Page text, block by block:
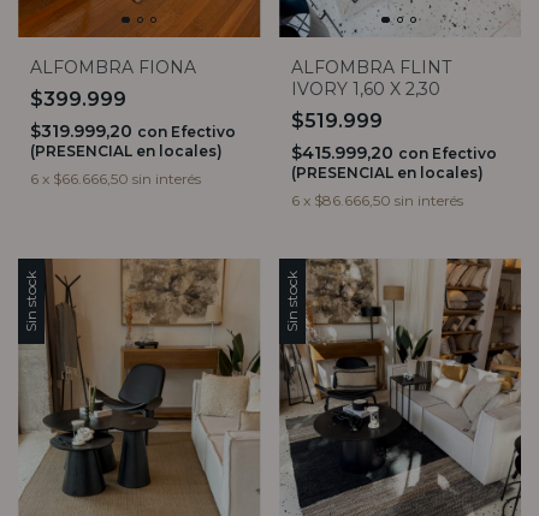
ALFOMBRA FIONA
$399.999
$319.999,20 con Efectivo
(PRESENCIAL en locales)
6 x $66.666,50 sin interés
ALFOMBRA FLINT
IVORY 1,60 X 2,30
$519.999
$415.999,20 con Efectivo
(PRESENCIAL en locales)
6 x $86.666,50 sin interés
Sin stock Sin stock